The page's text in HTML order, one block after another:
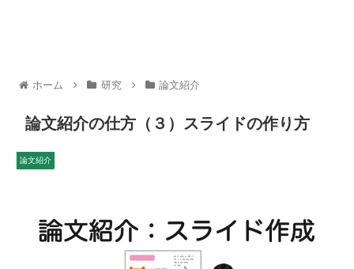
ホーム 研究 論文紹介
論文紹介の仕方（３）スライドの作り方
論文紹介